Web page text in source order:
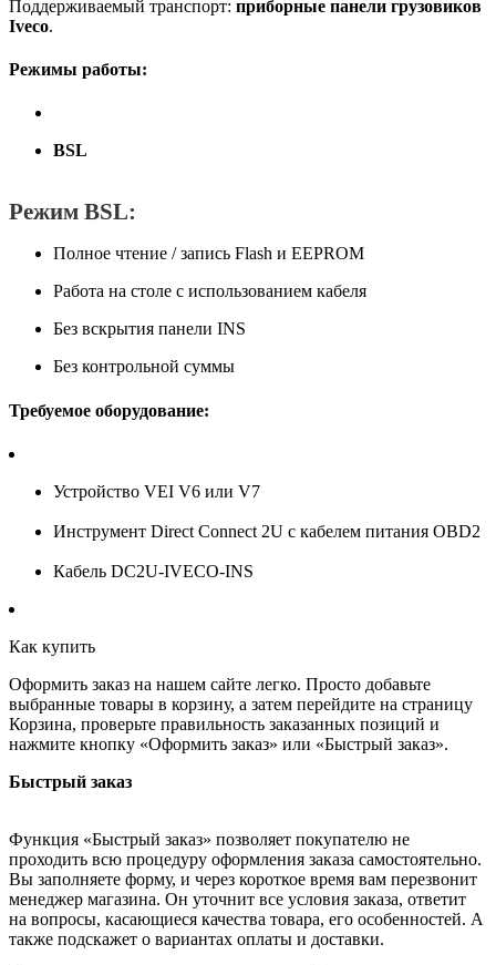
Поддерживаемый транспорт: приборные панели грузовиков
Iveco.
Режимы работы:
BSL
Режим BSL:
Полное чтение / запись Flash и EEPROM
Работа на столе с использованием кабеля
Без вскрытия панели INS
Без контрольной суммы
Требуемое оборудование:
Устройство VEI V6 или V7
Инструмент Direct Connect 2U с кабелем питания OBD2
Кабель DC2U-IVECO-INS
Как купить
Оформить заказ на нашем сайте легко. Просто добавьте
выбранные товары в корзину, а затем перейдите на страницу
Корзина, проверьте правильность заказанных позиций и
нажмите кнопку «Оформить заказ» или «Быстрый заказ».
Быстрый заказ
Функция «Быстрый заказ» позволяет покупателю не
проходить всю процедуру оформления заказа самостоятельно.
Вы заполняете форму, и через короткое время вам перезвонит
менеджер магазина. Он уточнит все условия заказа, ответит
на вопросы, касающиеся качества товара, его особенностей. А
также подскажет о вариантах оплаты и доставки.